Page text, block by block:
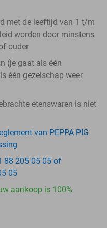
met de leeftijd van 1 t/m
worden door minstens
ouder
(je gaat als één
één gezelschap weer
etenswaren is niet
van PEPPA PIG
88 205 05 05 of
05
aankoop is 100%